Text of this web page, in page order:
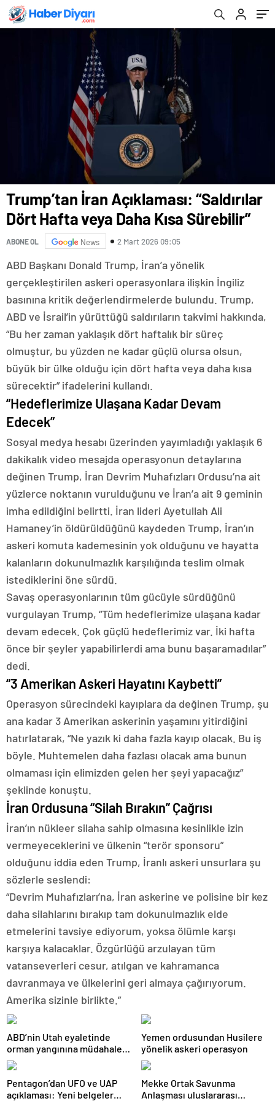
Trump’tan İran Açıklaması: “Saldırılar
Dört Hafta veya Daha Kısa Sürebilir”
ABONE OL News 2 Mart 2026 09:05
ABD Başkanı Donald Trump, İran’a yönelik
gerçekleştirilen askeri operasyonlara ilişkin İngiliz
basınına kritik değerlendirmelerde bulundu. Trump,
ABD ve İsrail’in yürüttüğü saldırıların takvimi hakkında,
“Bu her zaman yaklaşık dört haftalık bir süreç
olmuştur, bu yüzden ne kadar güçlü olursa olsun,
büyük bir ülke olduğu için dört hafta veya daha kısa
sürecektir” ifadelerini kullandı.
“Hedeflerimize Ulaşana Kadar Devam
Edecek”
Sosyal medya hesabı üzerinden yayımladığı yaklaşık 6
dakikalık video mesajda operasyonun detaylarına
değinen Trump, İran Devrim Muhafızları Ordusu’na ait
yüzlerce noktanın vurulduğunu ve İran’a ait 9 geminin
imha edildiğini belirtti. İran lideri Ayetullah Ali
Hamaney’in öldürüldüğünü kaydeden Trump, İran’ın
askeri komuta kademesinin yok olduğunu ve hayatta
kalanların dokunulmazlık karşılığında teslim olmak
istediklerini öne sürdü.
Savaş operasyonlarının tüm gücüyle sürdüğünü
vurgulayan Trump, “Tüm hedeflerimize ulaşana kadar
devam edecek. Çok güçlü hedeflerimiz var. İki hafta
önce bir şeyler yapabilirlerdi ama bunu başaramadılar”
dedi.
“3 Amerikan Askeri Hayatını Kaybetti”
Operasyon sürecindeki kayıplara da değinen Trump, şu
ana kadar 3 Amerikan askerinin yaşamını yitirdiğini
hatırlatarak, “Ne yazık ki daha fazla kayıp olacak. Bu iş
böyle. Muhtemelen daha fazlası olacak ama bunun
olmaması için elimizden gelen her şeyi yapacağız”
şeklinde konuştu.
İran Ordusuna “Silah Bırakın” Çağrısı
İran’ın nükleer silaha sahip olmasına kesinlikle izin
vermeyeceklerini ve ülkenin “terör sponsoru”
olduğunu iddia eden Trump, İranlı askeri unsurlara şu
sözlerle seslendi:
“Devrim Muhafızları’na, İran askerine ve polisine bir kez
daha silahlarını bırakıp tam dokunulmazlık elde
etmelerini tavsiye ediyorum, yoksa ölümle karşı
karşıya kalacaklar. Özgürlüğü arzulayan tüm
vatanseverleri cesur, atılgan ve kahramanca
davranmaya ve ülkelerini geri almaya çağırıyorum.
Amerika sizinle birlikte.”
ABD’nin Utah eyaletinde
orman yangınına müdahale
eden helikopter düştü
Yemen ordusundan Husilere
yönelik askeri operasyon
Pentagon’dan UFO ve UAP
açıklaması: Yeni belgeler
Mekke Ortak Savunma
Anlaşması uluslararası